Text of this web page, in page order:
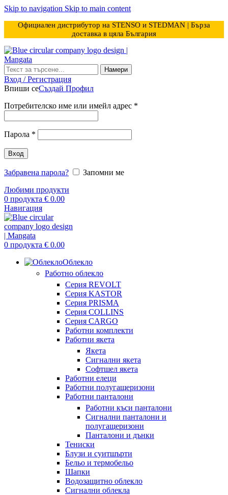
Skip to navigation Skip to main content
Официален дистрибутор на STENSO и STEDMAN | Бърза
доставка в цяла България
Намери
Вход / Регистрация
Впиши сеСъздай Профил
Потребителско име или имейл адрес *
Парола *
Вход
Забравена парола?
Запомни ме
Любими продукти
0 продукта € 0.00
Навигация
0 продукта € 0.00
Облекло
Работно облекло
Серия REVOLT
Серия KASTOR
Серия PRISMA
Серия COLLINS
Серия CARGO
Работни комплекти
Работни якета
Якета
Сигнални якета
Софтшел якета
Работни елеци
Работни полугащеризони
Работни панталони
Работни къси панталони
Сигнални панталони и
полугащеризони
Панталони и дънки
Тениски
Блузи и суитшърти
Бельо и термобельо
Шапки
Водозащитно облекло
Сигнални облекла